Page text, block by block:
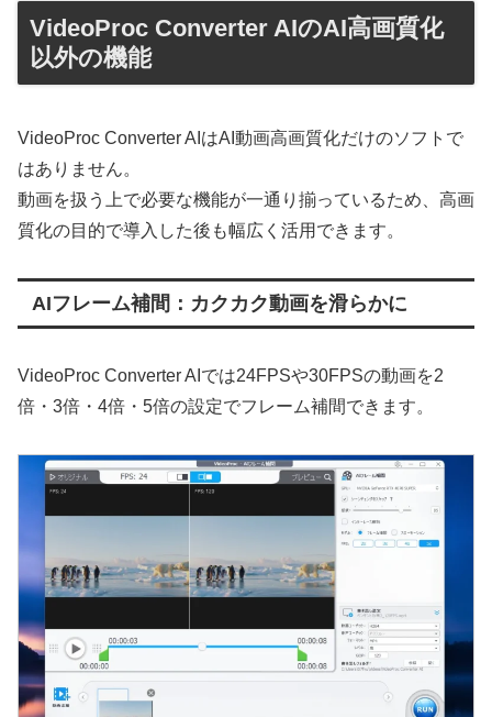
VideoProc Converter AIのAI高画質化
以外の機能
VideoProc Converter AIはAI動画高画質化だけのソフトで
はありません。
動画を扱う上で必要な機能が一通り揃っているため、高画
質化の目的で導入した後も幅広く活用できます。
AIフレーム補間：カクカク動画を滑らかに
VideoProc Converter AIでは24FPSや30FPSの動画を2
倍・3倍・4倍・5倍の設定でフレーム補間できます。